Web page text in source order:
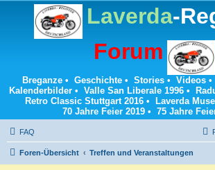
Laverda-
Forum
Breganze• Geschichte• Stories• Videos•
Kalenderbilder• Valle San Liberale 1996•
Retro Classic Stuttgart 2016 • Laverda
70 Jahre Feier 2019 • 75 Jahre
FAQ
Foren-Übersicht Treffen und Veranstaltungen